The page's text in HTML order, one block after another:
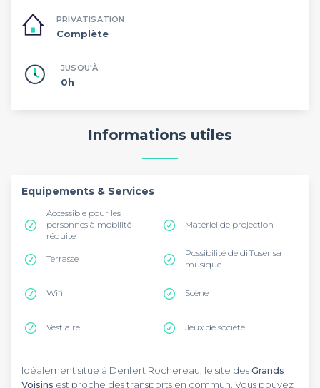
PRIVATISATION
Complète
JUSQU'À
0h
Informations utiles
Equipements & Services
Accessible pour les
personnes à mobilité
réduite
Matériel de projection
Terrasse
Possibilité de diffuser sa
musique
Wifi Scène
Vestiaire Jeux de société
Idéalement situé à Denfert Rochereau, le site desGrands
Voisins est proche des transports en commun. Vous pouvez